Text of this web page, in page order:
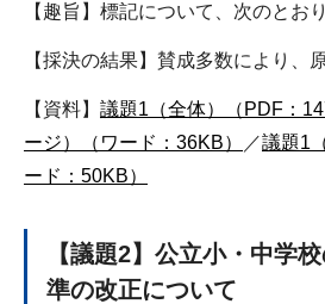
【趣旨】標記について、次のとお
【採決の結果】賛成多数により、
【資料】 議題1（全体）（PDF：
ージ）（ワード：36KB）
／議題1
ード：50KB）
【議題2】公立小・中学
準の改正について